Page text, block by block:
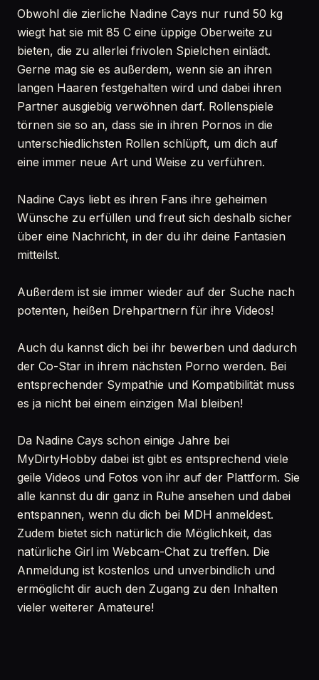
Obwohl die zierliche Nadine Cays nur rund 50 kg
wiegt hat sie mit 85 C eine üppige Oberweite zu
bieten, die zu allerlei frivolen Spielchen einlädt.
Gerne mag sie es außerdem, wenn sie an ihren
langen Haaren festgehalten wird und dabei ihren
Partner ausgiebig verwöhnen darf. Rollenspiele
törnen sie so an, dass sie in ihren Pornos in die
unterschiedlichsten Rollen schlüpft, um dich auf
eine immer neue Art und Weise zu verführen.
Nadine Cays liebt es ihren Fans ihre geheimen
Wünsche zu erfüllen und freut sich deshalb sicher
über eine Nachricht, in der du ihr deine Fantasien
mitteilst.
Außerdem ist sie immer wieder auf der Suche nach
potenten, heißen Drehpartnern für ihre Videos!
Auch du kannst dich bei ihr bewerben und dadurch
der Co-Star in ihrem nächsten Porno werden. Bei
entsprechender Sympathie und Kompatibilität muss
es ja nicht bei einem einzigen Mal bleiben!
Da Nadine Cays schon einige Jahre bei
MyDirtyHobby dabei ist gibt es entsprechend viele
geile Videos und Fotos von ihr auf der Plattform. Sie
alle kannst du dir ganz in Ruhe ansehen und dabei
entspannen, wenn du dich bei MDH anmeldest.
Zudem bietet sich natürlich die Möglichkeit, das
natürliche Girl im Webcam-Chat zu treffen. Die
Anmeldung ist kostenlos und unverbindlich und
ermöglicht dir auch den Zugang zu den Inhalten
vieler weiterer Amateure!